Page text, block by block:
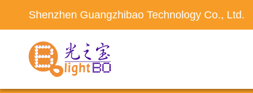
Shenzhen Guangzhibao Technology Co., Ltd.